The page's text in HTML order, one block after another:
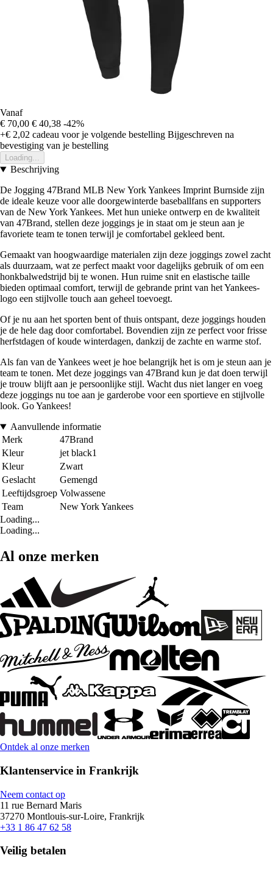
Vanaf
€ 70,00 € 40,38 -42%
+€ 2,02 cadeau voor je volgende bestelling Bijgeschreven na
bevestiging van je bestelling
Loading...
Beschrijving
De Jogging 47Brand MLB New York Yankees Imprint Burnside zijn
de ideale keuze voor alle doorgewinterde baseballfans en supporters
van de New York Yankees. Met hun unieke ontwerp en de kwaliteit
van 47Brand, stellen deze joggings je in staat om je steun aan je
favoriete team te tonen terwijl je comfortabel gekleed bent.
Gemaakt van hoogwaardige materialen zijn deze joggings zowel zacht
als duurzaam, wat ze perfect maakt voor dagelijks gebruik of om een
honkbalwedstrijd bij te wonen. Hun ruime snit en elastische taille
bieden optimaal comfort, terwijl de gebrande print van het Yankees-
logo een stijlvolle touch aan geheel toevoegt.
Of je nu aan het sporten bent of thuis ontspant, deze joggings houden
je de hele dag door comfortabel. Bovendien zijn ze perfect voor frisse
herfstdagen of koude winterdagen, dankzij de zachte en warme stof.
Als fan van de Yankees weet je hoe belangrijk het is om je steun aan je
team te tonen. Met deze joggings van 47Brand kun je dat doen terwijl
je trouw blijft aan je persoonlijke stijl. Wacht dus niet langer en voeg
deze joggings nu toe aan je garderobe voor een sportieve en stijlvolle
look. Go Yankees!
Aanvullende informatie
Merk
47Brand
Kleur
jet black1
Kleur
Zwart
Geslacht
Gemengd
Leeftijdsgroep Volwassene
Team
New York Yankees
Loading...
Loading...
Al onze merken
Ontdek al onze merken
Klantenservice in Frankrijk
Neem contact op
11 rue Bernard Maris
37270 Montlouis-sur-Loire, Frankrijk
+33 1 86 47 62 58
Veilig betalen